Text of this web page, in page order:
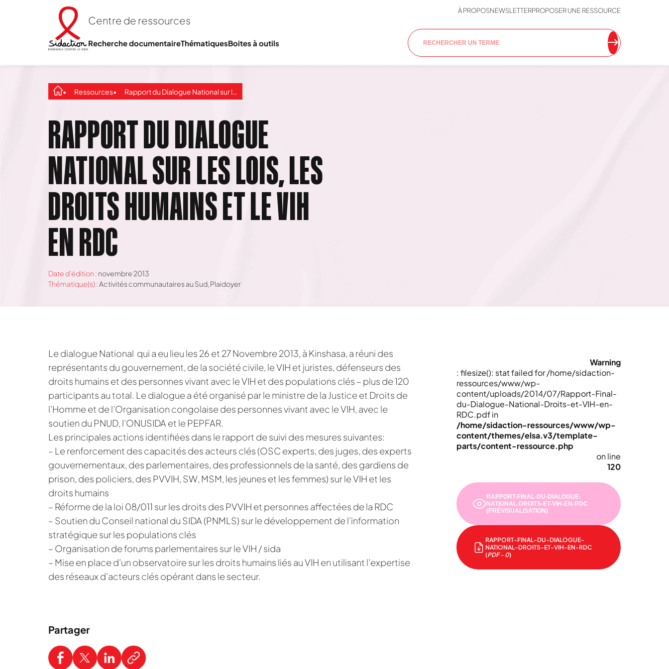
Centre de ressources
À PROPOSNEWSLETTERPROPOSER UNE RESSOURCE
Recherche documentaireThématiquesBoites à outils
Ressources Rapport du Dialogue National sur les lois, les droits humains et le VIH en RDC
RAPPORT DU DIALOGUE
NATIONAL SUR LES LOIS, LES
DROITS HUMAINS ET LE VIH
EN RDC
Date d'édition : novembre 2013
Thématique(s) :Activités communautaires au Sud, Plaidoyer
Le dialogue National qui a eu lieu les 26 et 27 Novembre 2013, à Kinshasa, a réuni des
représentants du gouvernement, de la société civile, le VIH et juristes, défenseurs des
droits humains et des personnes vivant avec le VIH et des populations clés – plus de 120
participants au total. Le dialogue a été organisé par le ministre de la Justice et Droits de
l’Homme et de l’Organisation congolaise des personnes vivant avec le VIH, avec le
soutien du PNUD, l’ONUSIDA et le PEPFAR.
Les principales actions identifiées dans le rapport de suivi des mesures suivantes:
– Le renforcement des capacités des acteurs clés (OSC experts, des juges, des experts
gouvernementaux, des parlementaires, des professionnels de la santé, des gardiens de
prison, des policiers, des PVVIH, SW, MSM, les jeunes et les femmes) sur le VIH et les
droits humains
– Réforme de la loi 08/011 sur les droits des PVVIH et personnes affectées de la RDC
– Soutien du Conseil national du SIDA (PNMLS) sur le développement de l’information
stratégique sur les populations clés
– Organisation de forums parlementaires sur le VIH / sida
– Mise en place d’un observatoire sur les droits humains liés au VIH en utilisant l’expertise
des réseaux d’acteurs clés opérant dans le secteur.
Partager
Warning
: filesize(): stat failed for /home/sidaction-
ressources/www/wp-
content/uploads/2014/07/Rapport-Final-
du-Dialogue-National-Droits-et-VIH-en-
RDC.pdf in
/home/sidaction-ressources/www/wp-
content/themes/elsa.v3/template-
parts/content-ressource.php
on line
120
RAPPORT-FINAL-DU-DIALOGUE-
NATIONAL-DROITS-ET-VIH-EN-RDC
(PRÉVISUALISATION)
RAPPORT-FINAL-DU-DIALOGUE-
NATIONAL-DROITS-ET-VIH-EN-RDC
(PDF - 0)